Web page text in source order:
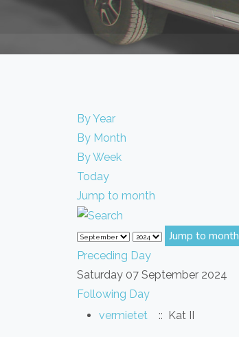
By Year
By Month
By Week
Today
Jump to month
Jump to month
Preceding Day
Saturday 07 September 2024
Following Day
vermietet
:: Kat II